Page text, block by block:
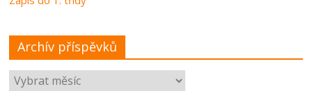
Archív příspěvků